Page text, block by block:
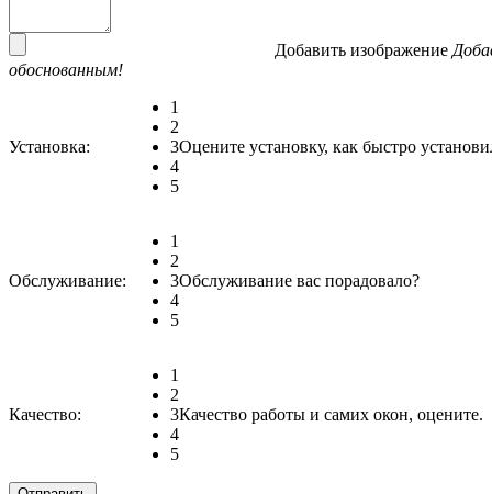
Добавить изображение
обоснованным!
Установка:
1
2
3
4
5
Оцените установку, как быстро
Обслуживание:
1
2
3
4
5
Обслуживание вас порадовало?
Качество:
1
2
3
4
5
Качество работы и самих окон, оцените.